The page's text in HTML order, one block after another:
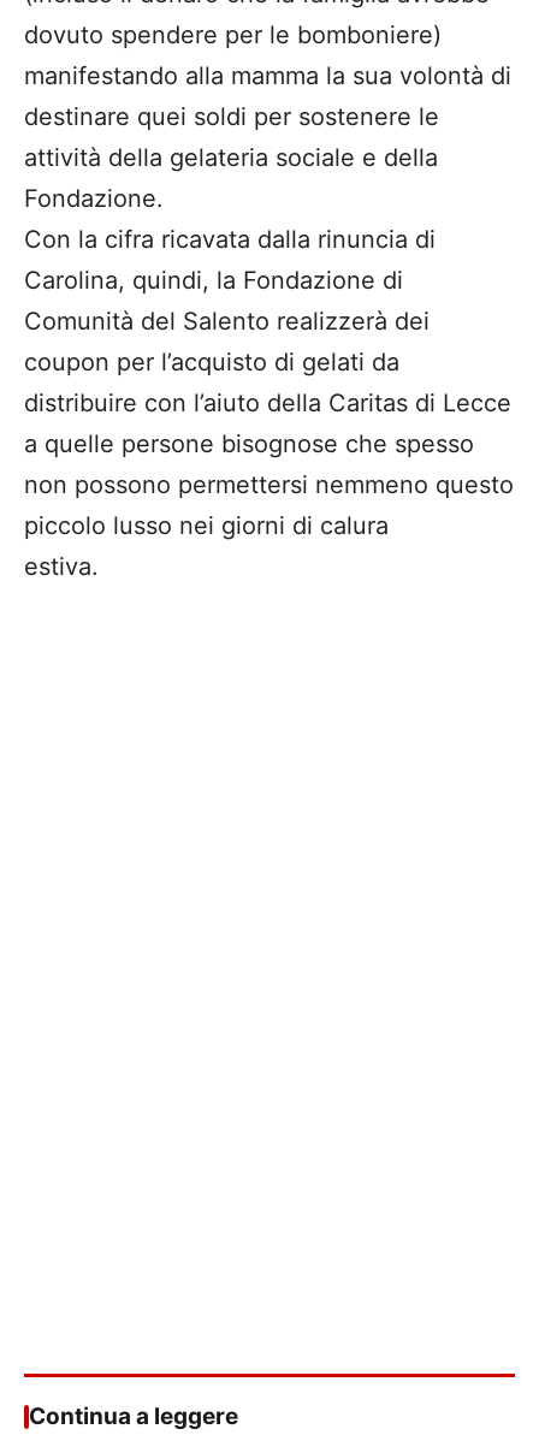
dovuto spendere per le bomboniere)
manifestando alla mamma la sua volontà di
destinare quei soldi per sostenere le
attività della gelateria sociale e della
Fondazione.
Con la cifra ricavata dalla rinuncia di
Carolina, quindi, la Fondazione di
Comunità del Salento realizzerà dei
coupon per l’acquisto di gelati da
distribuire con l’aiuto della Caritas di Lecce
a quelle persone bisognose che spesso
non possono permettersi nemmeno questo
piccolo lusso nei giorni di calura
estiva.
Continua a leggere